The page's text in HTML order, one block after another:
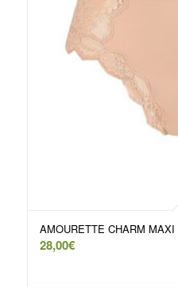
AMOURETTE CHARM MAXI
28,00€